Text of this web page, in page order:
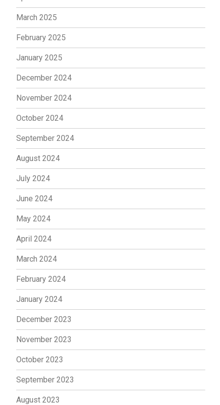
March 2025
February 2025
January 2025
December 2024
November 2024
October 2024
September 2024
August 2024
July 2024
June 2024
May 2024
April 2024
March 2024
February 2024
January 2024
December 2023
November 2023
October 2023
September 2023
August 2023